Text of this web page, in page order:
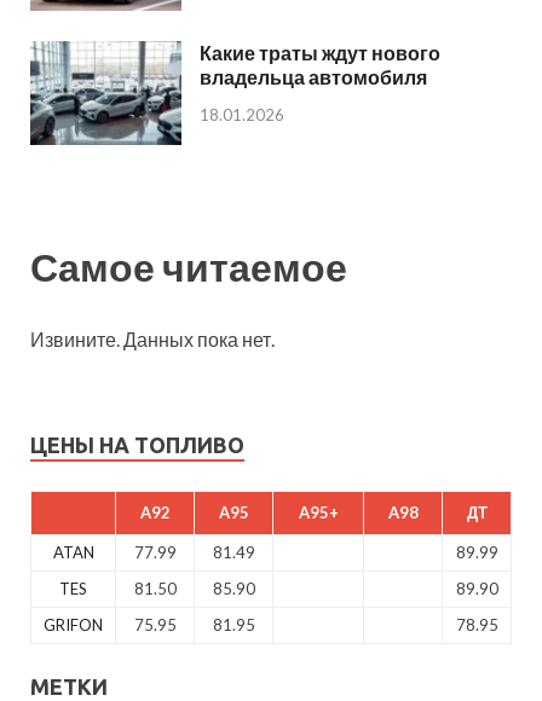
Какие траты ждут нового
владельца автомобиля
18.01.2026
Самое читаемое
Извините. Данных пока нет.
ЦЕНЫ НА ТОПЛИВО
A92 A95 A95+ A98 ДТ
ATAN 77.99 81.49
89.99
TES
81.50 85.90
89.90
GRIFON
75.95 81.95 78.95
МЕТКИ